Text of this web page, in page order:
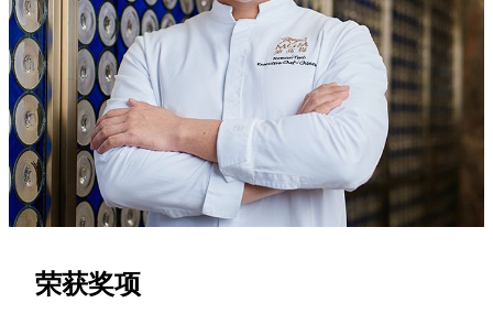
澳门美高梅行政总厨 - 中餐
徐伟豪
徐偉豪總廚深耕岭南菜烹饪逾20年，秉承“不時不食”理念，打
造現代粵菜新風尚。他曾掌勺國宴，獲黑珍珠、福布斯等國際
殊榮，並亮相《澳門之味》《風味人間4》等顶尖美食紀錄
片，持續宣導傳統與創新的完美平衡。
荣获奖项